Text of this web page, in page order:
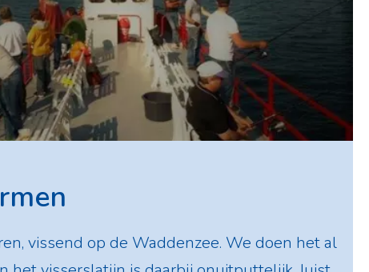
vissend op de Waddenzee. We doen het al